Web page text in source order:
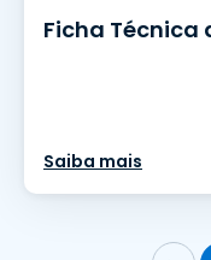
Ficha Técnica
Saiba mais